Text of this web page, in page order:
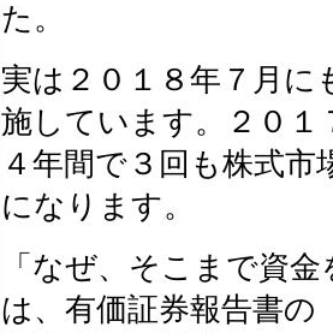
た。
実は２０１８年７月に
施しています。２０１
４年間で３回も株式
になります。
「なぜ、そこまで資
は、有価証券報告書の